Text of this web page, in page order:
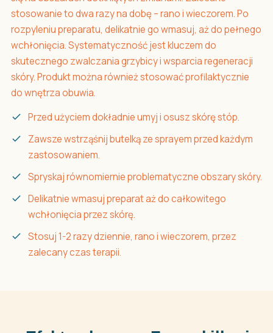
stosowanie to dwa razy na dobę – rano i wieczorem. Po
rozpyleniu preparatu, delikatnie go wmasuj, aż do pełnego
wchłonięcia. Systematyczność jest kluczem do
skutecznego zwalczania grzybicy i wsparcia regeneracji
skóry. Produkt można również stosować profilaktycznie
do wnętrza obuwia.
Przed użyciem dokładnie umyj i osusz skórę stóp.
Zawsze wstrząśnij butelką ze sprayem przed każdym
zastosowaniem.
Spryskaj równomiernie problematyczne obszary skóry.
Delikatnie wmasuj preparat aż do całkowitego
wchłonięcia przez skórę.
Stosuj 1-2 razy dziennie, rano i wieczorem, przez
zalecany czas terapii.